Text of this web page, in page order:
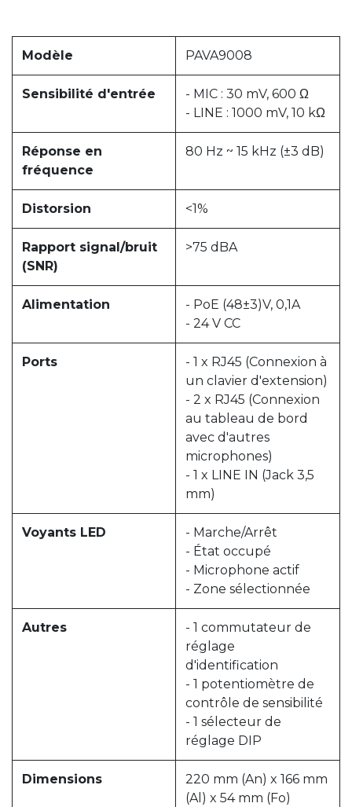
Modèle PAVA9008
Sensibilité d'entrée
- MIC : 30 mV, 600 Ω
- LINE : 1000 mV, 10 kΩ
Réponse en
fréquence
80 Hz ~ 15 kHz (±3 dB)
Distorsion <1%
Rapport signal/bruit
(SNR)
>75 dBA
Alimentation
- PoE (48±3)V, 0,1A
- 24 V CC
Ports
- 1 x RJ45 (Connexion à
un clavier d'extension)
- 2 x RJ45 (Connexion
au tableau de bord
avec d'autres
microphones)
- 1 x LINE IN (Jack 3,5
mm)
Voyants LED
- Marche/Arrêt
- État occupé
- Microphone actif
- Zone sélectionnée
Autres
- 1 commutateur de
réglage
d'identification
- 1 potentiomètre de
contrôle de sensibilité
- 1 sélecteur de
réglage DIP
Dimensions
220 mm (An) x 166 mm
(Al) x 54 mm (Fo)